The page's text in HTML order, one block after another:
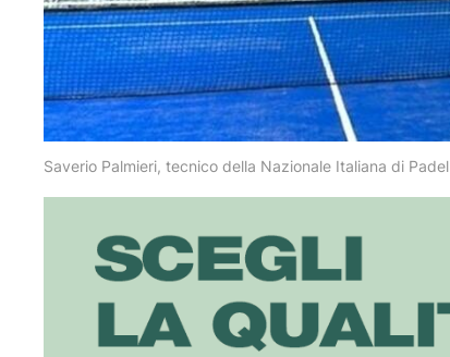
Saverio Palmieri, tecnico della Nazionale Italiana di Padel